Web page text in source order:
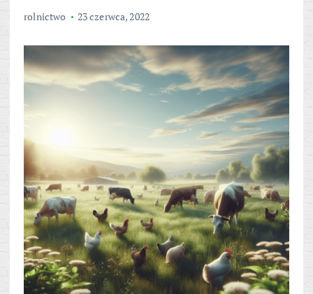
rolnictwo 23 czerwca, 2022